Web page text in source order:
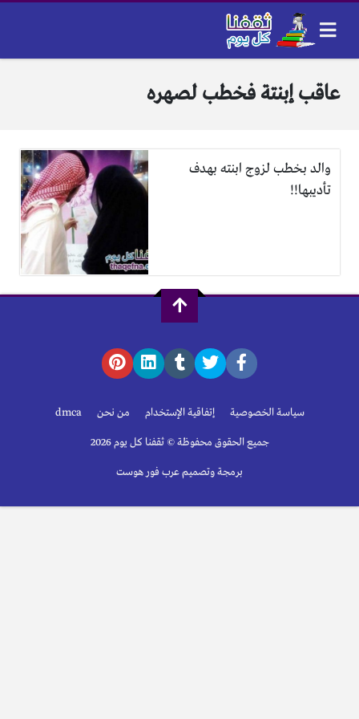
عاقب إبنتة فخطب لصهره
والد بخطب لزوج ابنته بهدف
تأديبها!!
سياسة الخصوصية إتفاقية الإستخدام من نحن dmca
جميع الحقوق محفوظة © ثقفنا كل يوم 2026
برمجة وتصميم عرب فور هوست